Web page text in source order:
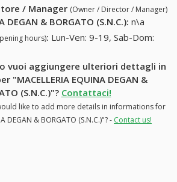
/ Manager (Owner / Director / Manager)
DEGAN & BORGATO (S.N.C.): n\a
hours): Lun-Ven: 9-19, Sab-Dom:
vuoi aggiungere ulteriori dettagli in
"MACELLERIA EQUINA DEGAN &
(S.N.C.)"? Contattaci!
like to add more details in informations for
DEGAN & BORGATO (S.N.C.)"? - Contact us!